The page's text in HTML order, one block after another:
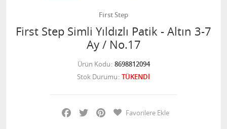
First Step
First Step Simli Yıldızlı Patik - Altın 3-7
Ay / No.17
Ürün Kodu 8698812094
Stok Durumu TÜKENDİ
Facebook
Twitter PinterestFavorilere Ekle